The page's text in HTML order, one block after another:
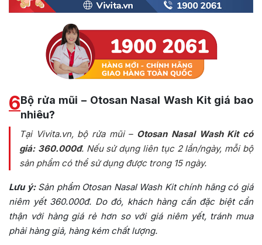
6Bộ rửa mũi – Otosan Nasal Wash Kit giá bao
nhiêu?
Tại Vivita.vn, bộ rửa mũi – Otosan Nasal Wash Kit có
giá: 360.000đ. Nếu sử dụng liên tục 2 lần/ngày, mỗi bộ
sản phẩm có thể sử dụng được trong 15 ngày.
Lưu ý:Sản phẩm Otosan Nasal Wash Kit chính hãng có giá
niêm yết 360.000đ. Do đó, khách hàng cần đặc biệt cẩn
thận với hàng giá rẻ hơn so với giá niêm yết, tránh mua
phải hàng giả, hàng kém chất lượng.